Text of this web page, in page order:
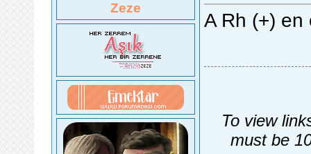
Zeze
A Rh (+)
To view
must be